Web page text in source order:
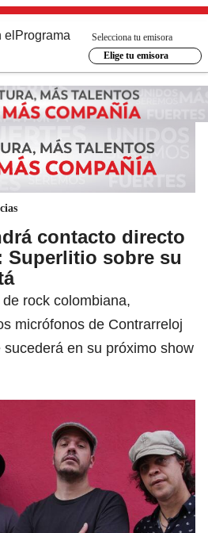
el Programa
Selecciona tu emisora
Elige tu emisora
contacto directo
Superlitio sobre su
rock colombiana,
micrófonos de Contrarreloj
en su próximo show